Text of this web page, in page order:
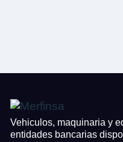
Vehiculos, maquinaria y
entidades bancarias
Acepto la Política de
continuación confirma que